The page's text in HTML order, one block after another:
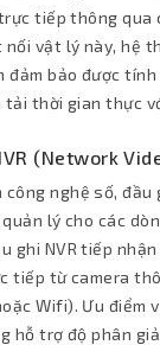
tiếp thông qua
vật lý này, hệ
đảm bảo được
thời gian thực
(Network
nghệ số, đầu
lý cho các
ghi NVR tiếp
tiếp từ camera
Wifi). Ưu điểm
hỗ trợ độ phân